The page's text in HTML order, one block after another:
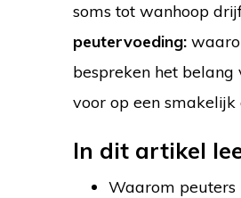
soms tot wanhoop
peutervoeding:
bespreken het belang
voor op een
In dit artikel
Waarom peuters